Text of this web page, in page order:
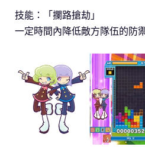
技能：「攔路搶劫」
一定時間內降低敵方隊伍的防